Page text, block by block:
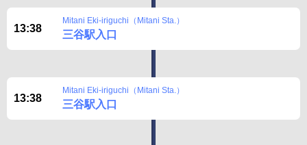
13:38
Mitani Eki-iriguchi（Mitani Sta.）
三谷駅入口
13:38
Mitani Eki-iriguchi（Mitani Sta.）
三谷駅入口